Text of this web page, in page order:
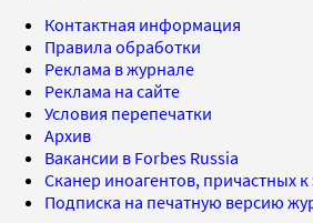
Контактная информация
Правила обработки
Реклама в журнале
Реклама на сайте
Условия перепечатки
Архив
Вакансии в Forbes Russia
Сканер иноагентов, причастных
Подписка на печатную версию